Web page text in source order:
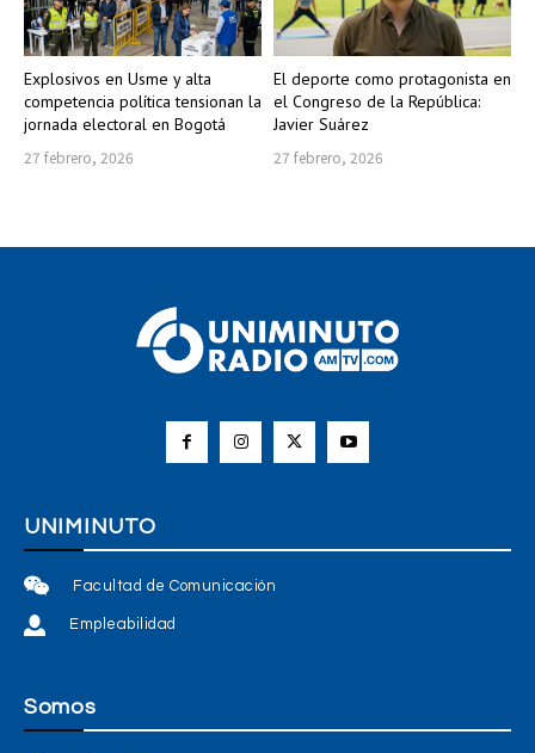
Explosivos en Usme y alta
competencia política tensionan la
jornada electoral en Bogotá
27 febrero, 2026
El deporte como protagonista en
el Congreso de la República:
Javier Suárez
27 febrero, 2026
UNIMINUTO
Facultad de Comunicación
Empleabilidad
Somos